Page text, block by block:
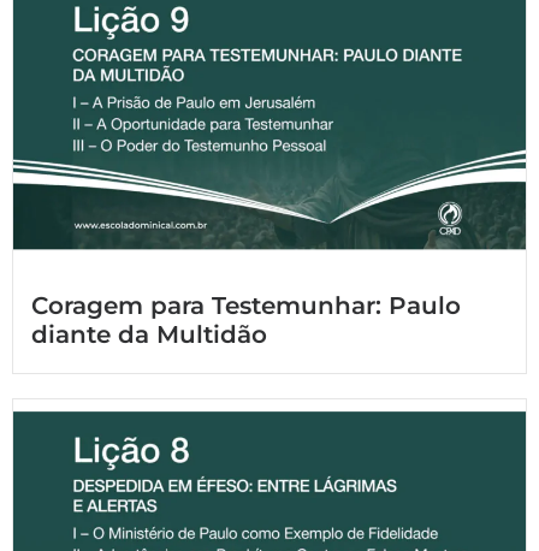
Coragem para Testemunhar: Paulo
diante da Multidão